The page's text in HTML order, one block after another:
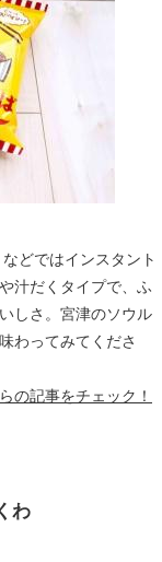
どではインスタント
汁だくタイプで、ふ
しさ。宮津のソウル
わってみてくださ
の記事をチェック！
わ